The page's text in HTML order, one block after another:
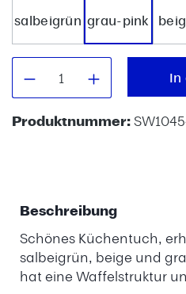
salbeigrün grau-pink
Produkt Anzahl: In
Produktnummer:
Beschreibung
Schönes Küchentuch,
salbeigrün, beige und
hat eine Waffelstruktur